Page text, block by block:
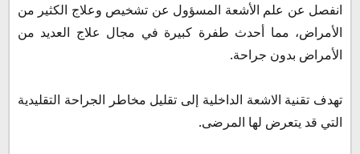
انفصل عن علم الأشعة المسؤول عن تشخيص وعلاج الكثير من
الأمراض، مما أحدث طفرة كبيرة في مجال علاج العديد من
الأمراض بدون جراحة.
تهدف تقنية الاشعة الداخلية إلى تقليل مخاطر الجراحة التقليدية
التي قد يتعرض لها المرضى.